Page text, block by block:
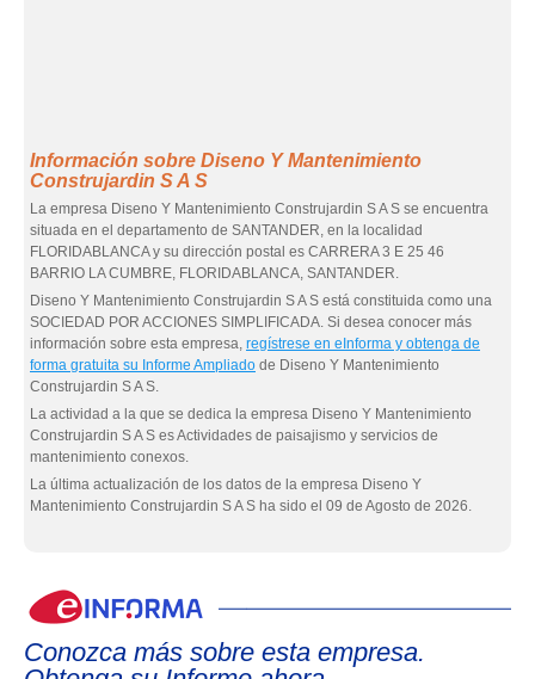
Información sobre Diseno Y Mantenimiento
Construjardin S A S
La empresa Diseno Y Mantenimiento Construjardin S A S se encuentra
situada en el departamento de SANTANDER, en la localidad
FLORIDABLANCA y su dirección postal es CARRERA 3 E 25 46
BARRIO LA CUMBRE, FLORIDABLANCA, SANTANDER.
Diseno Y Mantenimiento Construjardin S A S está constituida como una
SOCIEDAD POR ACCIONES SIMPLIFICADA. Si desea conocer más
información sobre esta empresa, regístrese en eInforma y obtenga de
forma gratuita su Informe Ampliado de Diseno Y Mantenimiento
Construjardin S A S.
La actividad a la que se dedica la empresa Diseno Y Mantenimiento
Construjardin S A S es Actividades de paisajismo y servicios de
mantenimiento conexos.
La última actualización de los datos de la empresa Diseno Y
Mantenimiento Construjardin S A S ha sido el 09 de Agosto de 2026.
Conozca más sobre esta empresa.